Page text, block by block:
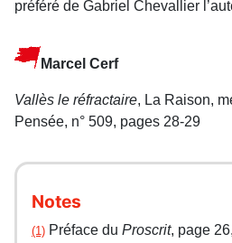
préféré de Gabriel Chevallier
Marcel Cerf
Vallès le réfractaire, La Raison,
Pensée, n° 509, pages 28-29
Notes
(1) Préface du Proscrit, page